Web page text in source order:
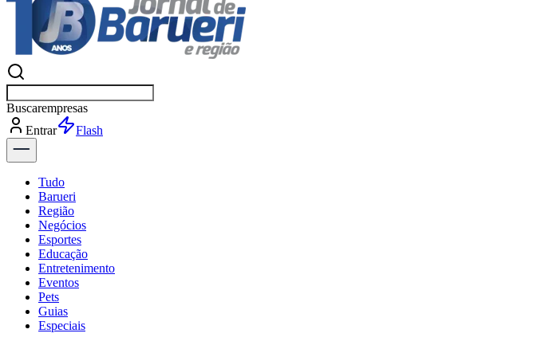
Buscaresportes
Entrar
Flash
Tudo
Barueri
Região
Negócios
Esportes
Educação
Entretenimento
Eventos
Pets
Guias
Especiais